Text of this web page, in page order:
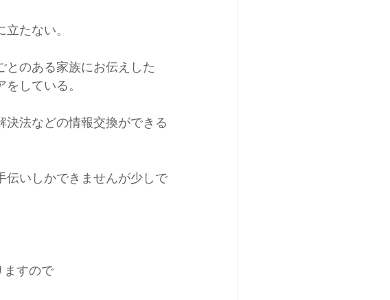
たない。
とのある家族にお伝えした
している。
決法などの情報交換ができる
伝いしかできませんが少しで
ますので